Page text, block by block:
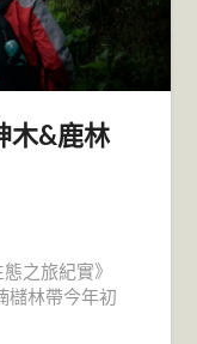
木&鹿林
之旅紀實》
櫧林帶今年初